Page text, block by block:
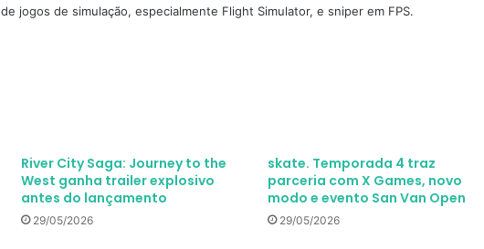
jogos de simulação, especialmente Flight Simulator, e sniper em FPS.
River City Saga: Journey to the
West ganha trailer explosivo
antes do lançamento
29/05/2026
skate. Temporada 4 traz
parceria com X Games, novo
modo e evento San Van Open
29/05/2026